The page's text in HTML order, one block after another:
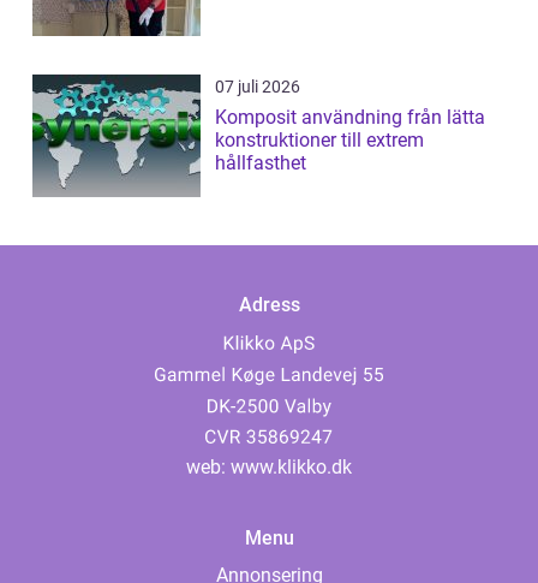
07 juli 2026
Komposit användning från lätta
konstruktioner till extrem
hållfasthet
Adress
web: www.klikko.dk
Menu
Annonsering